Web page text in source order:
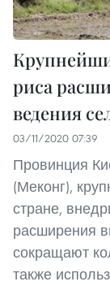
риса
ведения
03/11/2020 07:39
Провинция
(Меконг),
стране,
расширения
сокращают
также